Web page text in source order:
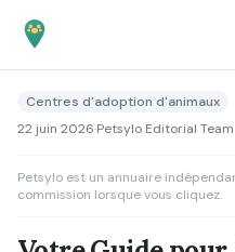
Centres d'adoption d'animaux
22 juin 2026·Petsylo Editorial Team
Petsylo est un annuaire
commission lorsque vous cliquez.